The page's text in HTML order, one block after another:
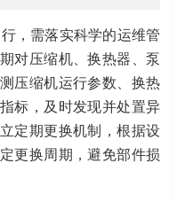
，需落实科学的运维管
对压缩机、换热器、泵
压缩机运行参数、换热
标，及时发现并处置异
定期更换机制，根据设
更换周期，避免部件损